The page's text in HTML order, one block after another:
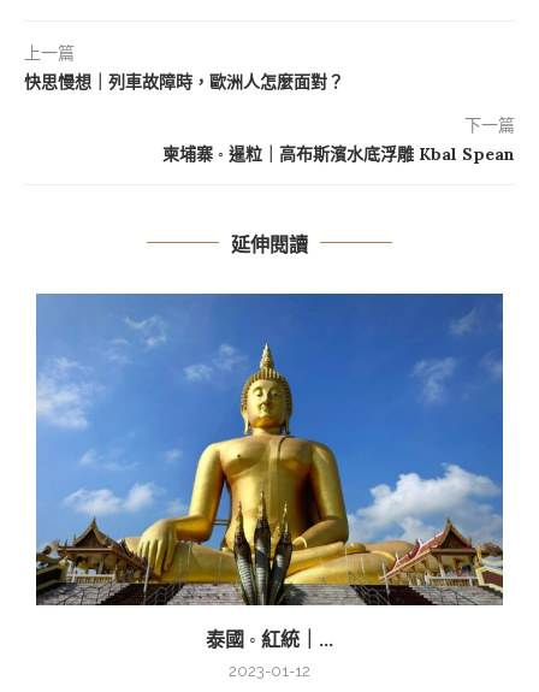
上一篇
快思慢想｜列車故障時，歐洲人怎麼面對？
下一篇
柬埔寨 ◦ 暹粒｜高布斯濱水底浮雕 Kbal Spean
延伸閱讀
泰國 ◦ 紅統｜...
2023-01-12